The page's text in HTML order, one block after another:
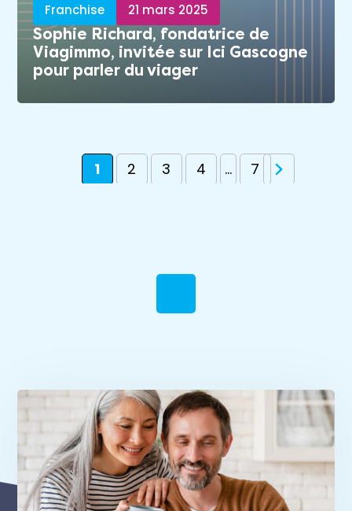
Franchise 21 mars 2025
Sophie Richard, fondatrice de
Viagimmo, invitée sur Ici Gascogne
pour parler du viager
1 2 3 4 ... 7